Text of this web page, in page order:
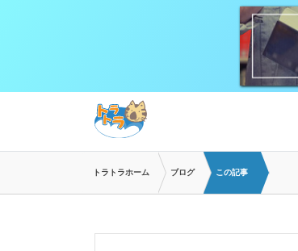
トラトラホーム ブログ この記事